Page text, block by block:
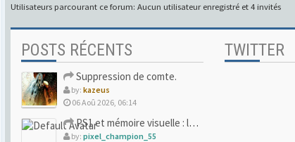
Utilisateurs parcourant ce forum: Aucun utilisateur enregistré et 4 invités
POSTS RÉCENTS
Suppression de comte.
by: kazeus
06 Aoû 2026, 06:14
PS1 et mémoire visuelle : le jeu qui vous a soufflé la premi
by: pixel_champion_55
TWITTER